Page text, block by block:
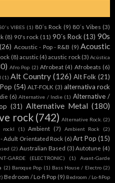
VIBES (1) 80´s Rock (9) 80´s Vibes (3)
(8) 90's rock (11) 90´s Rock (13) 90s
(26) Acoustic - Pop - R&B (9) Acoustic
(8) acustic (4) acustic rock (3) Acústica
Afro Pop (2) Afrobeat (4) Afrobeats (6)
(1) Alt Country (126) Alt Folk (21)
(54) ALT-FOLK (3) alternativa rock
(6) Alternative / Indie (1) Alternative /
(31) Alternative Metal (180)
rock (742) Alternative Rock. (2)
rockl (1) Ambient (7) Ambient Rock (2)
- Adult Orientated Rock (6) Art Pop (15)
(2) Australian Based (3) Autotune (4)
GARDE (ELECTRONIC) (1)
Avant-Garde
(2) Baroque Pop (1) Bass House / Electro (2)
Bedroom / Lo-fi Pop (9) Bedroom / Lo-fiPop